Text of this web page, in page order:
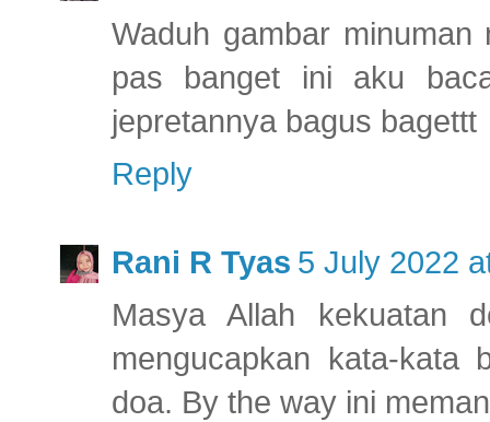
Waduh gambar
pas banget ini aku
jepretannya bagus bagettt
Reply
Rani R Tyas 5 July 2022
Masya Allah kekuatan
mengucapkan kata-
doa. By the way ini